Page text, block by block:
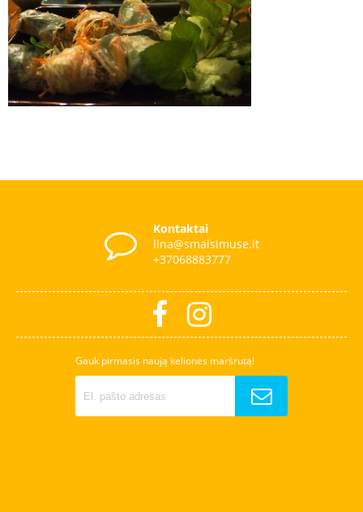
Kontaktai
lina@smalsimuse.lt
+37068883777
Gauk pirmasis naują kelionės maršrutą!